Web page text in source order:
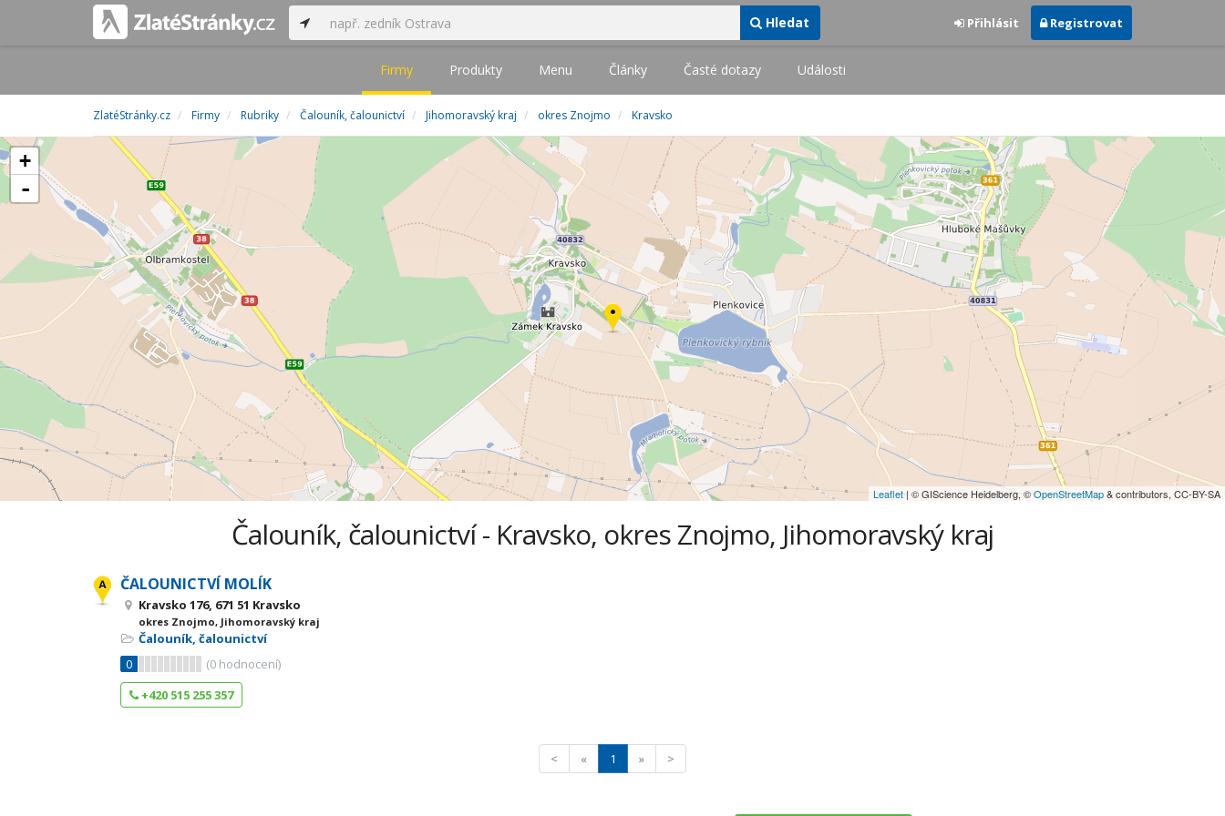
Hledat Přihlásit Registrovat
Firmy Produkty Menu Články Časté dotazy Události
ZlatéStránky.cz Firmy Rubriky Čalouník, čalounictví Jihomoravský kraj okres Znojmo Kravsko
+
-
Leaflet | © GIScience Heidelberg, ©OpenStreetMap& contributors, CC-BY-SA
Čalouník, čalounictví - Kravsko, okres Znojmo, Jihomoravský kraj
ČALOUNICTVÍ MOLÍK
Kravsko 176, 671 51 Kravsko
okres Znojmo, Jihomoravský kraj
Čalouník, čalounictví
0
(0 hodnocení)
+420 515 255 357
< « 1 » >